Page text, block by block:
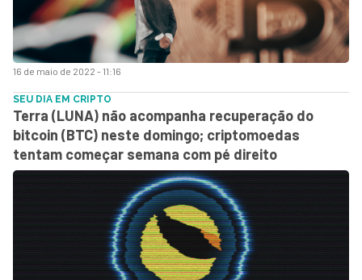
16 de maio de 2022 - 11:16
SEU DIA EM CRIPTO
Terra (LUNA) não acompanha recuperação do
bitcoin (BTC) neste domingo; criptomoedas
tentam começar semana com pé direito